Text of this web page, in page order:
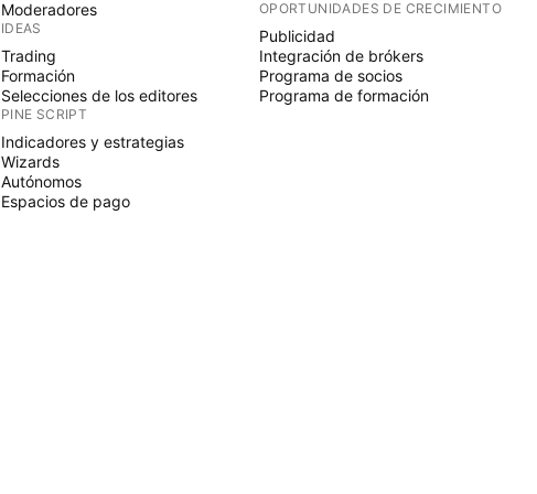
Moderadores
IDEAS
Trading
Formación
Selecciones de los editores
PINE SCRIPT
Indicadores y estrategias
Wizards
Autónomos
Espacios de pago
OPORTUNIDADES DE CRECIMIENTO
Publicidad
Integración de brókers
Programa de socios
Programa de formación